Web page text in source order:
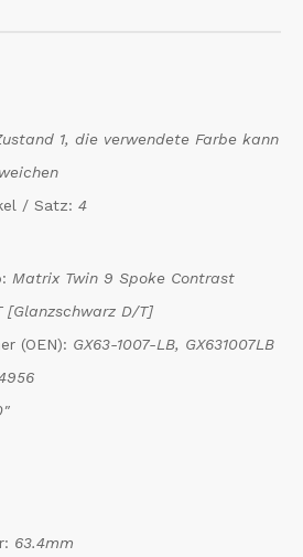
1, die verwendete Farbe kann
/ Satz: 4
Matrix Twin 9 Spoke Contrast
[Glanzschwarz D/T]
(OEN): GX63-1007-LB, GX631007LB
63.4mm